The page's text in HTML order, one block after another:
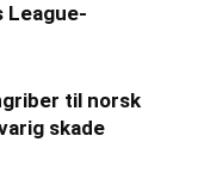
League-
til norsk
skade